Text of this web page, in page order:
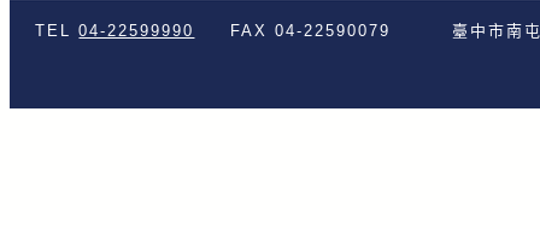
TEL04-22599990 FAX 04-22590079 臺中市南